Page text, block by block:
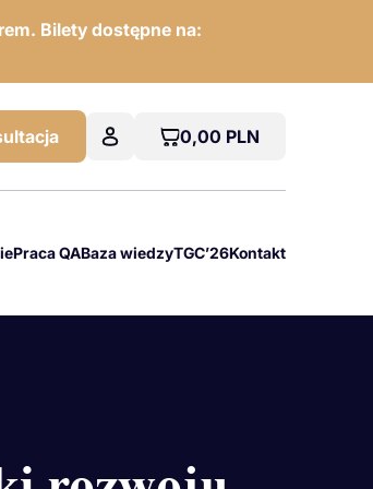
Bilety dostępne na:
0,00 PLN
Praca QABaza wiedzyTGC’26Kontakt